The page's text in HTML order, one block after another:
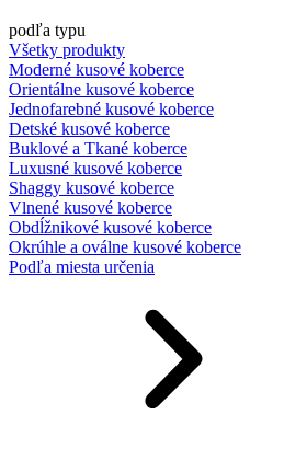
podľa typu
Všetky produkty
Moderné kusové koberce
Orientálne kusové koberce
Jednofarebné kusové koberce
Detské kusové koberce
Buklové a Tkané koberce
Luxusné kusové koberce
Shaggy kusové koberce
Vlnené kusové koberce
Obdĺžnikové kusové koberce
Okrúhle a oválne kusové koberce
Podľa miesta určenia